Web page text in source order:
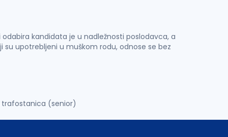
kandidata je u nadležnosti poslodavca, a
upotrebljeni u muškom rodu, odnose se bez
trafostanica (senior)